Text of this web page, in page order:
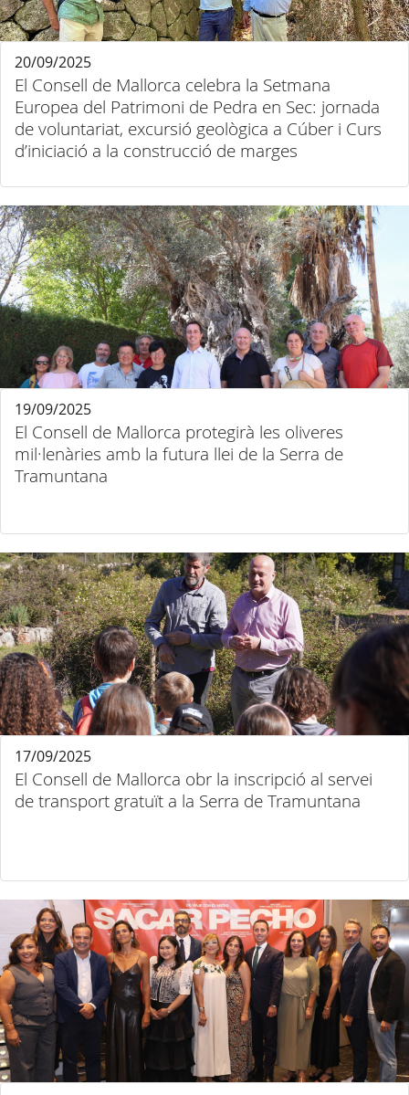
El Consell de Mallorca celebra la Setmana
Europea del Patrimoni de Pedra en Sec: jornada
de voluntariat, excursió geològica a Cúber i Curs
d’iniciació a la construcció de marges
20/09/2025
El Consell de Mallorca protegirà les oliveres
mil·lenàries amb la futura llei de la Serra de
Tramuntana
19/09/2025
El Consell de Mallorca obr la inscripció al servei
de transport gratuït a la Serra de Tramuntana
17/09/2025